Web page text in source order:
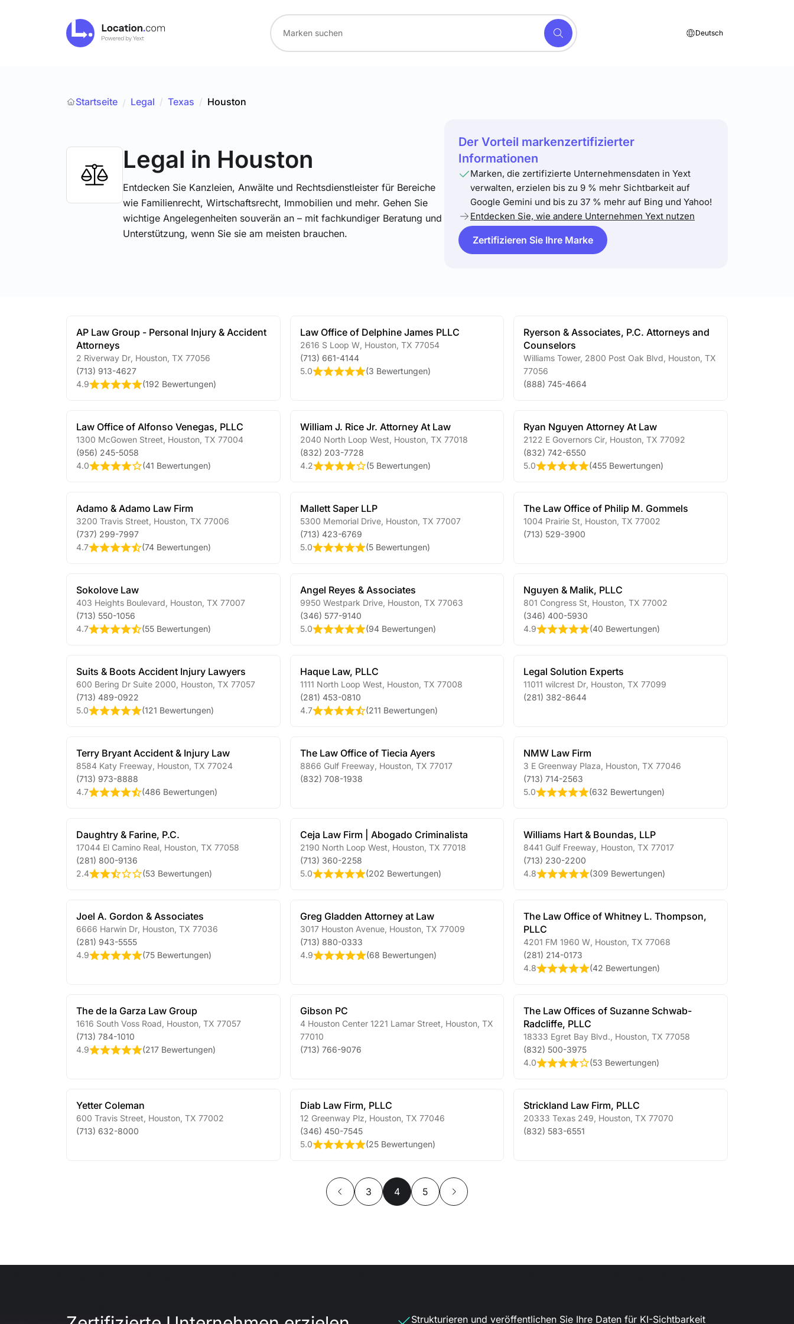
Deutsch
Startseite / Legal / Texas / Houston
Legal in Houston
Entdecken Sie Kanzleien, Anwälte und Rechtsdienstleister für Bereiche
wie Familienrecht, Wirtschaftsrecht, Immobilien und mehr. Gehen Sie
wichtige Angelegenheiten souverän an – mit fachkundiger Beratung und
Unterstützung, wenn Sie sie am meisten brauchen.
Der Vorteil markenzertifizierter
Informationen
Marken, die zertifizierte Unternehmensdaten in Yext
verwalten, erzielen bis zu 9 % mehr Sichtbarkeit auf
Google Gemini und bis zu 37 % mehr auf Bing und Yahoo!
Entdecken Sie, wie andere Unternehmen Yext nutzen
Zertifizieren Sie Ihre Marke
AP Law Group - Personal Injury & Accident
Attorneys
2 Riverway Dr Houston TX 77056
(713) 913-4627
4.9
(192 Bewertungen)
Law Office of Delphine James PLLC
2616 S Loop W, Houston, TX 77054
(713) 661-4144
5.0
(3 Bewertungen)
Ryerson & Associates, P.C. Attorneys and
Counselors
Williams Tower, 2800 Post Oak Blvd Houston TX
77056
(888) 745-4664
Law Office of Alfonso Venegas, PLLC
1300 McGowen Street Houston TX 77004
(956) 245-5058
4.0
(41 Bewertungen)
William J. Rice Jr. Attorney At Law
2040 North Loop West Houston, TX 77018
(832) 203-7728
4.2
(5 Bewertungen)
Ryan Nguyen Attorney At Law
2122 E Governors Cir Houston TX 77092
(832) 742-6550
5.0
(455 Bewertungen)
Adamo & Adamo Law Firm
3200 Travis Street Houston TX 77006
(737) 299-7997
4.7
(74 Bewertungen)
Mallett Saper LLP
5300 Memorial Drive, Houston, TX 77007
(713) 423-6769
5.0
(5 Bewertungen)
The Law Office of Philip M. Gommels
1004 Prairie St Houston TX 77002
(713) 529-3900
Sokolove Law
403 Heights Boulevard Houston TX 77007
(713) 550-1056
4.7
(55 Bewertungen)
Angel Reyes & Associates
9950 Westpark Drive, Houston, TX 77063
(346) 577-9140
5.0
(94 Bewertungen)
Nguyen & Malik, PLLC
801 Congress St Houston TX 77002
(346) 400-5930
4.9
(40 Bewertungen)
Suits & Boots Accident Injury Lawyers
600 Bering Dr Suite 2000 Houston TX 77057
(713) 489-0922
5.0
(121 Bewertungen)
Haque Law, PLLC
1111 North Loop West Houston, TX 77008
(281) 453-0810
4.7
(211 Bewertungen)
Legal Solution Experts
11011 wilcrest Dr Houston TX 77099
(281) 382-8644
Terry Bryant Accident & Injury Law
8584 Katy Freeway Houston TX 77024
(713) 973-8888
4.7
(486 Bewertungen)
The Law Office of Tiecia Ayers
8866 Gulf Freeway, Houston, TX 77017
(832) 708-1938
NMW Law Firm
3 E Greenway Plaza Houston TX 77046
(713) 714-2563
5.0
(632 Bewertungen)
Daughtry & Farine, P.C.
17044 El Camino Real Houston TX 77058
(281) 800-9136
2.4
(53 Bewertungen)
Ceja Law Firm | Abogado Criminalista
2190 North Loop West Houston, TX 77018
(713) 360-2258
5.0
(202 Bewertungen)
Williams Hart & Boundas, LLP
8441 Gulf Freeway Houston TX 77017
(713) 230-2200
4.8
(309 Bewertungen)
Joel A. Gordon & Associates
6666 Harwin Dr Houston TX 77036
(281) 943-5555
4.9
(75 Bewertungen)
Greg Gladden Attorney at Law
3017 Houston Avenue, Houston, TX 77009
(713) 880-0333
4.9
(68 Bewertungen)
The Law Office of Whitney L. Thompson,
PLLC
4201 FM 1960 W Houston TX 77068
(281) 214-0173
4.8
(42 Bewertungen)
The de la Garza Law Group
1616 South Voss Road Houston TX 77057
(713) 784-1010
4.9
(217 Bewertungen)
Gibson PC
4 Houston Center 1221 Lamar Street Houston, TX
77010
(713) 766-9076
The Law Offices of Suzanne Schwab-
Radcliffe, PLLC
18333 Egret Bay Blvd. Houston TX 77058
(832) 500-3975
4.0
(53 Bewertungen)
Yetter Coleman
600 Travis Street Houston TX 77002
(713) 632-8000
Diab Law Firm, PLLC
12 Greenway Plz Houston, TX 77046
(346) 450-7545
5.0
(25 Bewertungen)
Strickland Law Firm, PLLC
20333 Texas 249 Houston TX 77070
(832) 583-6551
3 4 5
Strukturieren und veröffentlichen Sie Ihre Daten für KI-Sichtbarkeit